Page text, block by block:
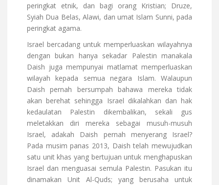
peringkat etnik, dan bagi orang Kristian; Druze,
Syiah Dua Belas, Alawi, dan umat Islam Sunni, pada
peringkat agama.
Israel bercadang untuk memperluaskan wilayahnya
dengan bukan hanya sekadar Palestin manakala
Daish juga mempunyai matlamat memperluaskan
wilayah kepada semua negara Islam. Walaupun
Daish pernah bersumpah bahawa mereka tidak
akan berehat sehingga Israel dikalahkan dan hak
kedaulatan Palestin dikembalikan, sekali gus
meletakkan diri mereka sebagai musuh-musuh
Israel, adakah Daish pernah menyerang Israel?
Pada musim panas 2013, Daish telah mewujudkan
satu unit khas yang bertujuan untuk menghapuskan
Israel dan menguasai semula Palestin. Pasukan itu
dinamakan Unit Al-Quds; yang berusaha untuk